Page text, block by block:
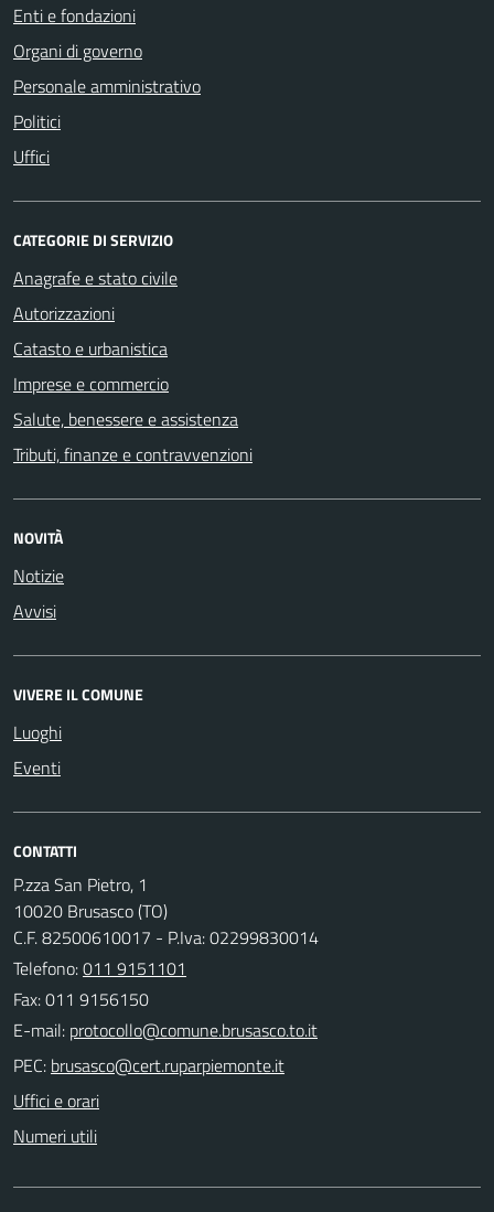
Enti e fondazioni
Organi di governo
Personale amministrativo
Politici
Uffici
CATEGORIE DI SERVIZIO
Anagrafe e stato civile
Autorizzazioni
Catasto e urbanistica
Imprese e commercio
Salute, benessere e assistenza
Tributi, finanze e contravvenzioni
NOVITÀ
Notizie
Avvisi
VIVERE IL COMUNE
Luoghi
Eventi
CONTATTI
P.zza San Pietro, 1
10020 Brusasco (TO)
C.F. 82500610017 - P.Iva: 02299830014
Telefono:011 9151101
Fax: 011 9156150
E-mail:
PEC:
Uffici e orari
Numeri utili